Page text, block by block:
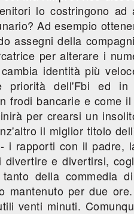
lo costringono ad
Ad esempio
assegni della
per alterare i
identità più
priorità dell'Fbi ed in
frodi bancarie e come
per crearsi un
il miglior titolo
i rapporti con il padre,
e divertirsi,
della commedia
mantenuto per due
venti minuti.